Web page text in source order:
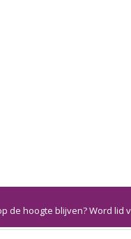
de hoogte blijven? Word lid